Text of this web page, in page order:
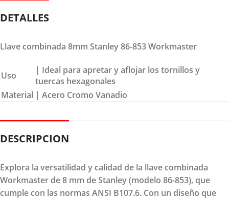
DETALLES
Llave combinada 8mm Stanley 86-853 Workmaster
Uso
| Ideal para apretar y aflojar los tornillos y
tuercas hexagonales
Material | Acero Cromo Vanadio
DESCRIPCION
Explora la versatilidad y calidad de la llave combinada
Workmaster de 8 mm de Stanley (modelo 86-853), que
cumple con las normas ANSI B107.6. Con un diseño que